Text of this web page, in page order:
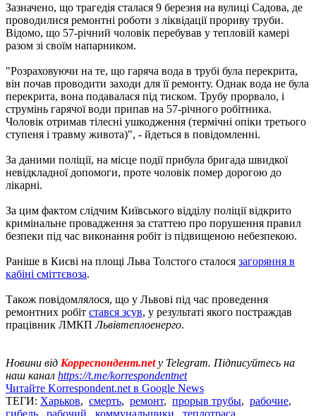
Зазначено, що трагедія сталася 9 березня на вулиці Садова, де
проводилися ремонтні роботи з ліквідації прориву труби.
Відомо, що 57-річний чоловік перебував у тепловій камері
разом зі своїм напарником.
"Розраховуючи на те, що гаряча вода в трубі була перекрита,
він почав проводити заходи для її ремонту. Однак вода не була
перекрита, вона подавалася під тиском. Трубу прорвало, і
струмінь гарячої води припав на 57-річного робітника.
Чоловік отримав тілесні ушкодження (термічні опіки третього
ступеня і травму живота)", - йдеться в повідомленні.
За даними поліції, на місце події прибула бригада швидкої
невідкладної допомоги, проте чоловік помер дорогою до
лікарні.
За цим фактом слідчим Київського відділу поліції відкрито
кримінальне провадження за статтею про порушення правил
безпеки під час виконання робіт із підвищеною небезпекою.
Раніше в Києві на площі Льва Толстого сталося загоряння в
кабіні сміттєвоза.
Також повідомлялося, що у Львові під час проведення
ремонтних робіт стався зсув, у результаті якого постраждав
працівник ЛМКПЛьвівтеплоенерго.
Новини від Корреспондент.netу Telegram. Підписуйтесь на
наш канал https://t.me/korrespondentnet
Читайте Korrespondent.net в Google News
ТЕГИ: Харьков, смерть, ремонт, прорыв трубы, рабочие,
гибель
рабочий коммунальщики теплотраса